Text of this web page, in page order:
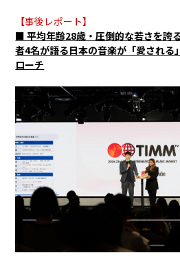
【事後レポート】
■ 平均年齢28歳・圧倒的な若さを誇
者4名が語る日本の音楽が「愛される
ローチ